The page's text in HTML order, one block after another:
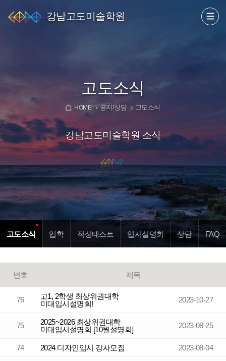
강남고도미술학원
고도소식
HOME 공지/상담 고도소식
강남고도미술학원 소식
고도소식 입학 적성테스트 입시설명회 상담 FAQ
번호 제목
76
고1, 2학생 최상위권대학
미대입시설명회!
2023-10-27
75
2025~2026 최상위권대학
미대입시설명회 [10월설명회]
2023-08-25
74 2024 디자인입시 강사모집 2023-08-04